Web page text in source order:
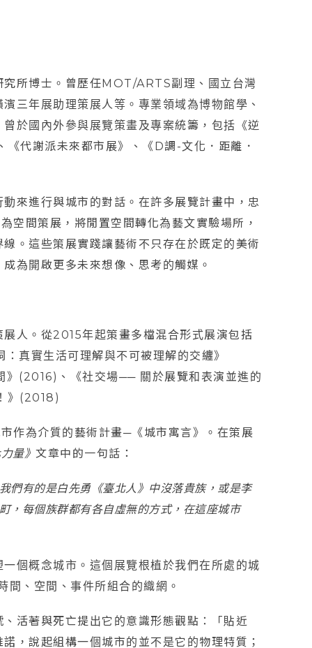
所博士。曾歷任MOT/ARTS副理、國立台灣
三年展助理策展人等。專業領域為博物館學、
於國內外參與展覽策畫及專案統籌，包括《逆
代謝派未來都市展》、《D調-文化．距離．
來進行與城市的對話。在許多展覽計畫中，忠
間策展，將閒置空間轉化為藝文實驗場所，
。這些策展實踐讓藝術不只存在於既定的美術
為開啟更多未來想像、思考的觸媒。
人。從2015年起策畫多檔混合形式展演包括
真實生活可理解與不可被理解的交纏》
》(2016)、《社交場── 關於展覽和表演並進的
》(2018)
作為介質的藝術計畫─《城市寓言》。在策展
量》 文章中的一句話：
們有的是白先勇《臺北人》中沒落貴族，或是李
，每個族群都有各自虛無的方式，在這座城市
個概念城市。這個展覽根植於我們在所處的城
、空間、事件所組合的織網。
活著與死亡提出它的意識形態觀點：「貼近
，說起組構一個城市的並不是它的物理特質；